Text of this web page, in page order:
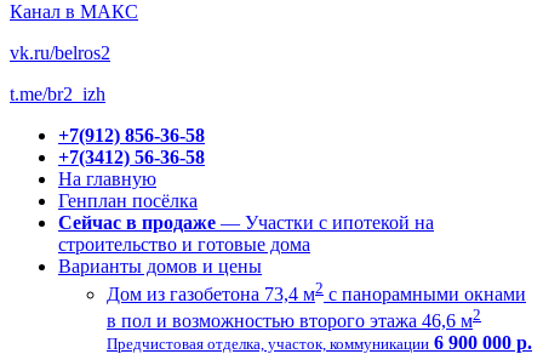
Канал в МАКС
vk.ru/belros2
t.me/br2_izh
+7(912) 856-36-58
+7(3412) 56-36-58
На главную
Генплан посёлка
Сейчас в продаже — Участки с ипотекой на
строительство и готовые дома
Варианты домов и цены
Дом из газобетона 73,4 м2 с панорамными окнами
в пол и возможностью второго этажа 46,6 м2
Предчистовая отделка, участок, коммуникации 6 900 000 р.